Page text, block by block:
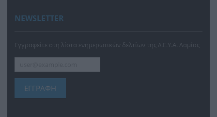
NEWSLETTER
Εγγραφείτε στη λίστα ενημερωτικών δελτίων της Δ.Ε.Υ.Α. Λαμίας
ΕΓΓΡΑΦΗ